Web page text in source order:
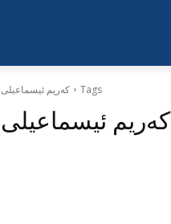
Tags کەریم ئیسماعیلی
کەریم ئیسماعیلی